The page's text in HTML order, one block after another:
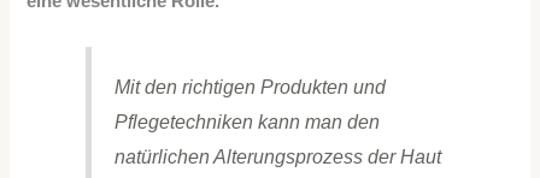
Mit den richtigen Produkten und
Pflegetechniken kann man den
natürlichen Alterungsprozess der Haut